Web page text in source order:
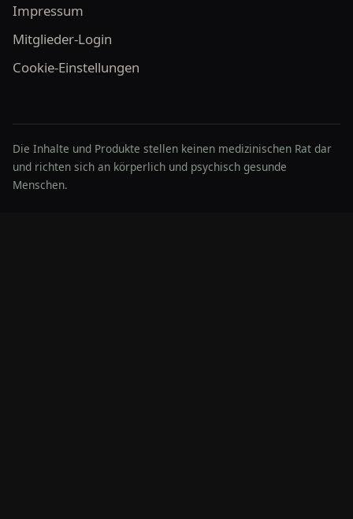
Impressum
Mitglieder-Login
Cookie-Einstellungen
Die Inhalte und Produkte stellen keinen medizinischen Rat dar
und richten sich an körperlich und psychisch gesunde
Menschen.